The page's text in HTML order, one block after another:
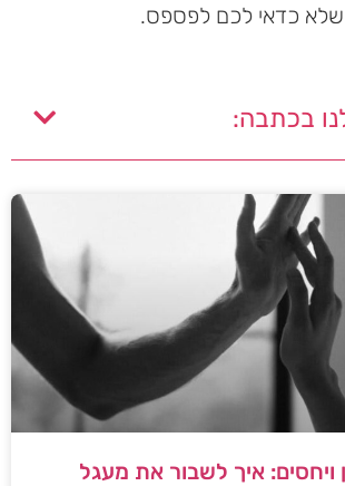
שלא כדאי לכם לפספס.
בכתבה:
ויחסים: איך לשבור את מעגל